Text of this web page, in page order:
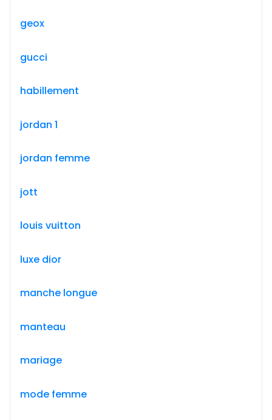
geox
gucci
habillement
jordan 1
jordan femme
jott
louis vuitton
luxe dior
manche longue
manteau
mariage
mode femme